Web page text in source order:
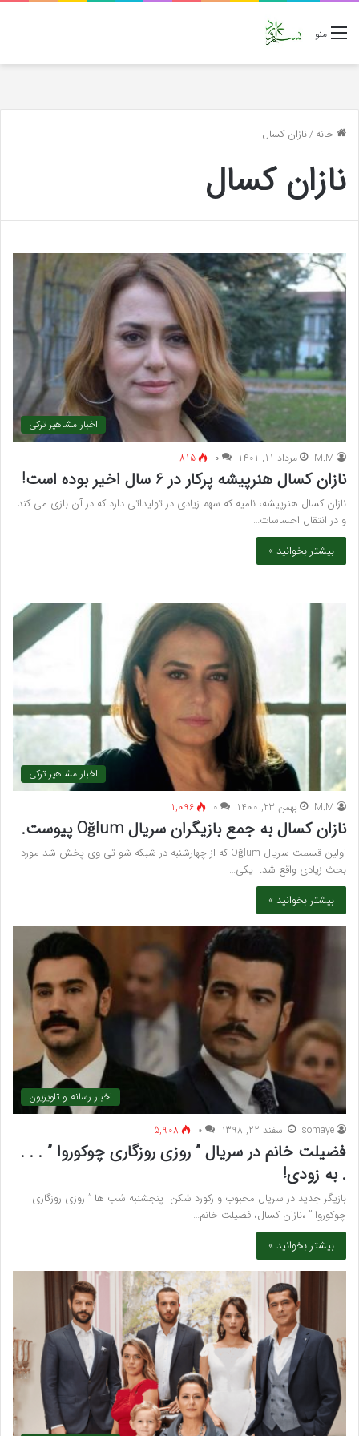
منو
خانه/نازان کسال
نازان کسال
اخبار مشاهیر ترکی
M.M مرداد 11, 1401 ۰ 815
نازان کسال هنرپیشه پرکار در 6 سال اخیر بوده است!
نازان کسال هنرپیشه، نامیه که سهم زیادی در تولیداتی دارد که در آن بازی می کند
و در انتقال احساسات…
بیشتر بخوانید »
اخبار مشاهیر ترکی
M.M بهمن 23, 1400 ۰ 1,096
نازان کسال به جمع بازیگران سریال Oğlum پیوست.
اولین قسمت سریال Oğlum که از چهارشنبه در شبکه شو تی وی پخش شد مورد
بحث زیادی واقع شد. یکی…
بیشتر بخوانید »
اخبار رسانه و تلویزیون
somaye اسفند 22, 1398 ۰ 5,908
فضیلت خانم در سریال ” روزی روزگاری چوکوروا ” . . .
. به زودی!
بازیگر جدید در سریال محبوب و رکورد شکن پنجشنبه شب ها ” روزی روزگاری
چوکوروا ” ،نازان کسال، فضیلت خانم…
بیشتر بخوانید »